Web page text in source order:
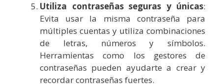
Utiliza contraseñas seguras y únicas:
Evita usar la misma contraseña para
múltiples cuentas y utiliza combinaciones
de letras, números y símbolos.
Herramientas como los gestores de
contraseñas pueden ayudarte a crear y
recordar contraseñas fuertes.